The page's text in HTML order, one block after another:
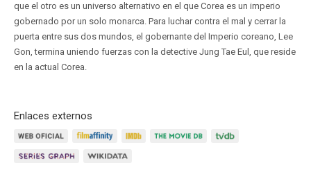
que el otro es un universo alternativo en el que Corea es un imperio
gobernado por un solo monarca. Para luchar contra el mal y cerrar la
puerta entre sus dos mundos, el gobernante del Imperio coreano, Lee
Gon, termina uniendo fuerzas con la detective Jung Tae Eul, que reside
en la actual Corea.
Enlaces externos